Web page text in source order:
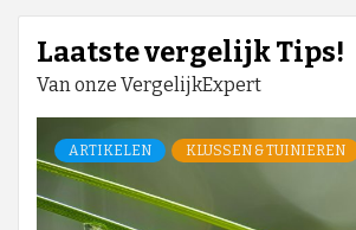
Laatste vergelijk Tips!
Van onze VergelijkExpert
ARTIKELEN KLUSSEN & TUINIEREN